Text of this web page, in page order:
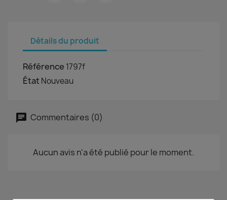
Détails du produit
Référence 1797f
État Nouveau
Commentaires (0)
Aucun avis n'a été publié pour le moment.